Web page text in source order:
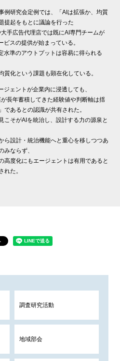
例研究会定例では、「AIは拡張か、均質
提起をもとに議論を行った
手広告代理店では既にAI専門チームが
ビスの提供が始まっている。
水準のアウトプットは容易に得られる
質化という課題も顕在化している。
ジェントが企業内に浸透しても、
長年蓄積してきた経験値や判断軸は揺
であるとの認識が共有された。
こそがAIを統治し、設計する力の源泉と
ら設計・統治機能へと重心を移しつつあ
みならず、
高度化にもエージェントは有用であると
れた。
調査研究活動
地域部会